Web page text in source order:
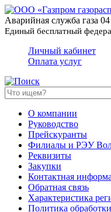
Аварийная служба газа 04
Единый бесплатный
Личный кабинет
Оплата услуг
О компании
Руководство
Прейскуранты
Филиалы и РЭУ
Реквизиты
Закупки
Контактная
Обратная связь
Характеристика
Политика